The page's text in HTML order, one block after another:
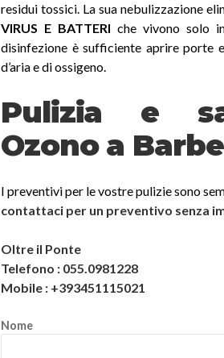
residui tossici. La sua nebulizzazione
VIRUS E BATTERI che vivono solo
disinfezione è sufficiente aprire porte
d’aria e di ossigeno.
Pulizia e
Ozono a
I preventivi per le vostre pulizie sono
contattaci per un preventivo senza
Oltre il Ponte
Telefono : 055.0981228
Mobile : +393451115021
Nome